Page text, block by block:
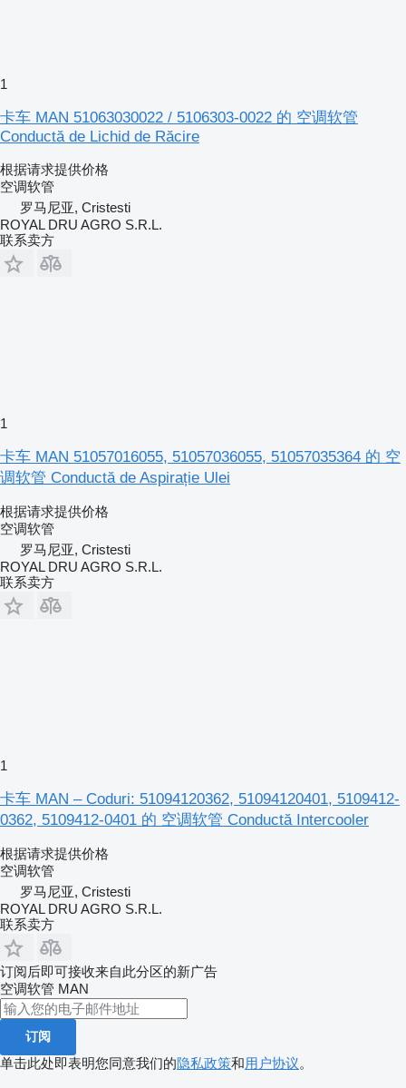
1
卡车 MAN 51063030022 / 5106303-0022 的 空调软管
Conductă de Lichid de Răcire
根据请求提供价格
空调软管
罗马尼亚, Cristesti
ROYAL DRU AGRO S.R.L.
联系卖方
1
卡车 MAN 51057016055, 51057036055, 51057035364 的 空
调软管 Conductă de Aspirație Ulei
根据请求提供价格
空调软管
罗马尼亚, Cristesti
ROYAL DRU AGRO S.R.L.
联系卖方
1
卡车 MAN – Coduri: 51094120362, 51094120401, 5109412-
0362, 5109412-0401 的 空调软管 Conductă Intercooler
根据请求提供价格
空调软管
罗马尼亚, Cristesti
ROYAL DRU AGRO S.R.L.
联系卖方
订阅后即可接收来自此分区的新广告
空调软管 MAN
订阅
单击此处即表明您同意我们的隐私政策和用户协议。